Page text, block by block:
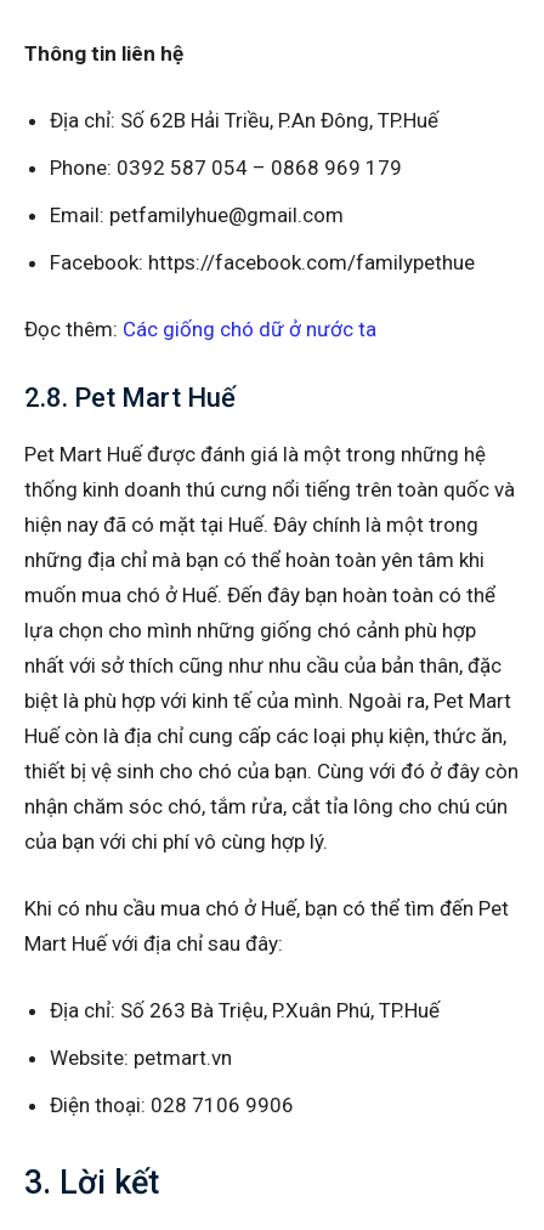
Thông tin liên hệ
Địa chỉ: Số 62B Hải Triều, P.An Đông, TP.Huế
Phone: 0392 587 054 – 0868 969 179
Email: petfamilyhue@gmail.com
Facebook: https://facebook.com/familypethue
Đọc thêm: Các giống chó dữ ở nước ta
2.8. Pet Mart Huế
Pet Mart Huế được đánh giá là một trong những hệ
thống kinh doanh thú cưng nổi tiếng trên toàn quốc và
hiện nay đã có mặt tại Huế. Đây chính là một trong
những địa chỉ mà bạn có thể hoàn toàn yên tâm khi
muốn mua chó ở Huế. Đến đây bạn hoàn toàn có thể
lựa chọn cho mình những giống chó cảnh phù hợp
nhất với sở thích cũng như nhu cầu của bản thân, đặc
biệt là phù hợp với kinh tế của mình. Ngoài ra, Pet Mart
Huế còn là địa chỉ cung cấp các loại phụ kiện, thức ăn,
thiết bị vệ sinh cho chó của bạn. Cùng với đó ở đây còn
nhận chăm sóc chó, tắm rửa, cắt tỉa lông cho chú cún
của bạn với chi phí vô cùng hợp lý.
Khi có nhu cầu mua chó ở Huế, bạn có thể tìm đến Pet
Mart Huế với địa chỉ sau đây:
Địa chỉ: Số 263 Bà Triệu, P.Xuân Phú, TP.Huế
Website: petmart.vn
Điện thoại: 028 7106 9906
3. Lời kết